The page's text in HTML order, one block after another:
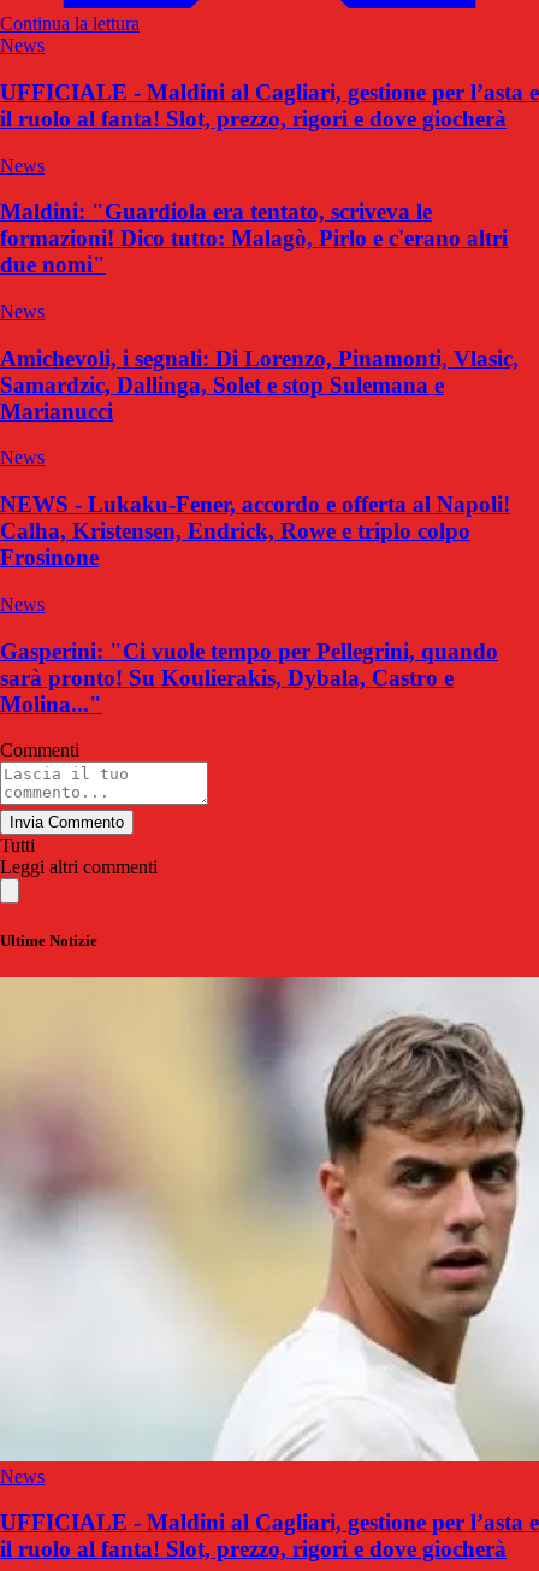
Continua la lettura
News
UFFICIALE - Maldini al Cagliari, gestione per l’asta e
il ruolo al fanta! Slot, prezzo, rigori e dove giocherà
News
Maldini: "Guardiola era tentato, scriveva le
formazioni! Dico tutto: Malagò, Pirlo e c'erano altri
due nomi"
News
Amichevoli, i segnali: Di Lorenzo, Pinamonti, Vlasic,
Samardzic, Dallinga, Solet e stop Sulemana e
Marianucci
News
NEWS - Lukaku-Fener, accordo e offerta al Napoli!
Calha, Kristensen, Endrick, Rowe e triplo colpo
Frosinone
News
Gasperini: "Ci vuole tempo per Pellegrini, quando
sarà pronto! Su Koulierakis, Dybala, Castro e
Molina..."
Commenti
Invia Commento
Tutti
Leggi altri commenti
Ultime Notizie
News
UFFICIALE - Maldini al Cagliari, gestione per l’asta e
il ruolo al fanta! Slot, prezzo, rigori e dove giocherà